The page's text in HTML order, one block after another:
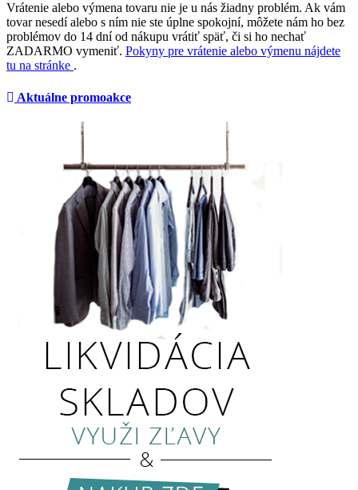
Vrátenie alebo výmena tovaru nie je u nás žiadny problém. Ak vám
tovar nesedí alebo s ním nie ste úplne spokojní, môžete nám ho bez
problémov do 14 dní od nákupu vrátiť späť, či si ho nechať
ZADARMO vymeniť. Pokyny pre vrátenie alebo výmenu nájdete
tu na stránke .
Aktuálne promoakce